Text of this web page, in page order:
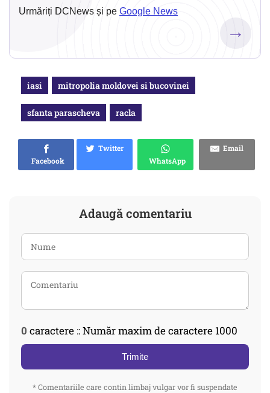
Urmăriți DCNews și pe Google News
→
iasi mitropolia moldovei si bucovinei
sfanta parascheva racla
Facebook
Twitter
WhatsApp
Email
Adaugă comentariu
0 caractere :: Număr maxim de caractere 1000
Trimite
* Comentariile care contin limbaj vulgar vor fi suspendate